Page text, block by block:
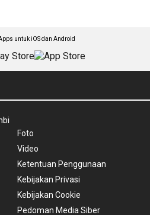
untuk iOS dan Android
Foto
Video
Ketentuan Penggunaan
Kebijakan Privasi
Kebijakan Cookie
Pedoman Media Siber